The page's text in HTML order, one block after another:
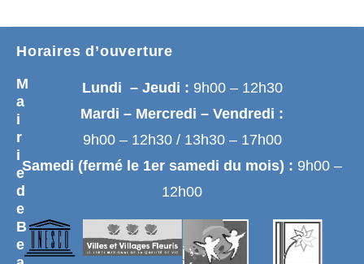
M
a
i
r
i
e
d
e
B
e
Horaires d’ouverture
Lundi – Jeudi : 9h00 – 12h30
Mardi – Mercredi – Vendredi :
9h00 – 12h30 / 13h30 – 17h00
Samedi (fermé le 1er samedi du mois) : 9h00 –
12h00